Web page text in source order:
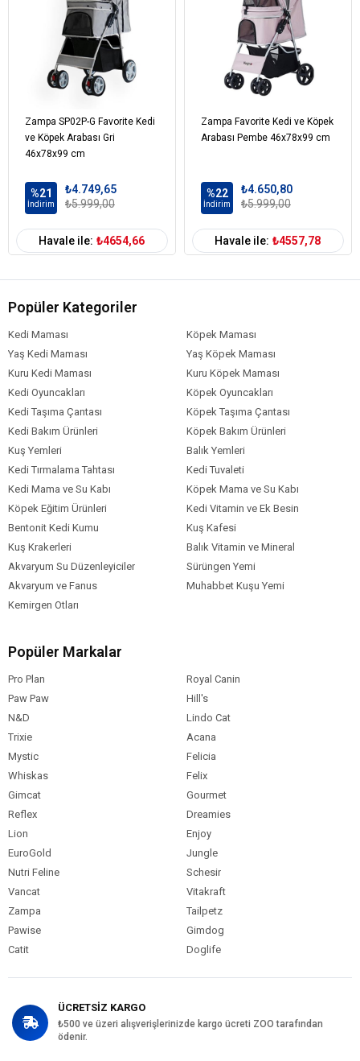
Zampa SP02P-G Favorite Kedi
ve Köpek Arabası Gri
46x78x99 cm
%21
İndirim
₺4.749,65
₺5.999,00
Havale ile: ₺4654,66
Zampa Favorite Kedi ve Köpek
Arabası Pembe 46x78x99 cm
%22
İndirim
₺4.650,80
₺5.999,00
Havale ile: ₺4557,78
Popüler Kategoriler
Kedi Maması
Köpek Maması
Yaş Kedi Maması
Yaş Köpek Maması
Kuru Kedi Maması
Kuru Köpek Maması
Kedi Oyuncakları
Köpek Oyuncakları
Kedi Taşıma Çantası
Köpek Taşıma Çantası
Kedi Bakım Ürünleri
Köpek Bakım Ürünleri
Kuş Yemleri
Balık Yemleri
Kedi Tırmalama Tahtası
Kedi Tuvaleti
Kedi Mama ve Su Kabı
Köpek Mama ve Su Kabı
Köpek Eğitim Ürünleri
Kedi Vitamin ve Ek Besin
Bentonit Kedi Kumu
Kuş Kafesi
Kuş Krakerleri
Balık Vitamin ve Mineral
Akvaryum Su Düzenleyiciler
Sürüngen Yemi
Akvaryum ve Fanus
Muhabbet Kuşu Yemi
Kemirgen Otları
Popüler Markalar
Pro Plan
Royal Canin
Paw Paw
Hill's
N&D
Lindo Cat
Trixie
Acana
Mystic
Felicia
Whiskas
Felix
Gimcat
Gourmet
Reflex
Dreamies
Lion
Enjoy
EuroGold
Jungle
Nutri Feline
Schesir
Vancat
Vitakraft
Zampa
Tailpetz
Pawise
Gimdog
Catit
Doglife
ÜCRETSİZ KARGO
₺500 ve üzeri alışverişlerinizde kargo ücreti ZOO tarafından
ödenir.